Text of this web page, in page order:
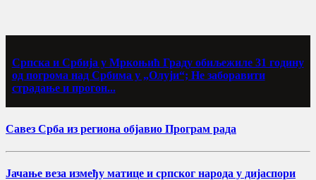
Српска и Србија у Мркоњић Граду обиљежиле 31 годину
од погрома над Србима у „Олуји“; Не заборавити
страдање и прогон...
Савез Срба из региона објавио Програм рада
Јачање веза између матице и српског народа у дијаспори